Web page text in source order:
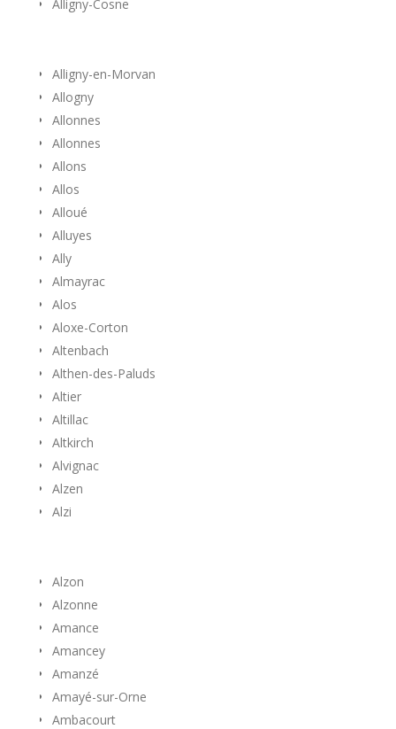
Alligny-Cosne
Alligny-en-Morvan
Allogny
Allonnes
Allonnes
Allons
Allos
Alloué
Alluyes
Ally
Almayrac
Alos
Aloxe-Corton
Altenbach
Althen-des-Paluds
Altier
Altillac
Altkirch
Alvignac
Alzen
Alzi
Alzon
Alzonne
Amance
Amancey
Amanzé
Amayé-sur-Orne
Ambacourt